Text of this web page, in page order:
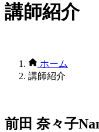
講師紹介
ホーム
講師紹介
前田 奈々子